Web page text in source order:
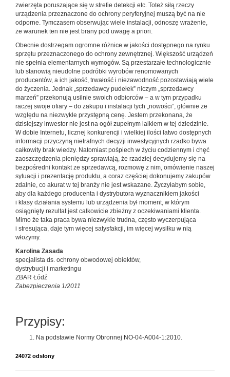
zwierzęta poruszające się w strefie detekcji etc. Toteż siłą rzeczy
urządzenia przeznaczone do ochrony peryferyjnej muszą być na nie
odporne. Tymczasem obserwując wiele instalacji, odnoszę wrażenie,
że warunek ten nie jest brany pod uwagę a priori.
Obecnie dostrzegam ogromne różnice w jakości dostępnego na rynku
sprzętu przeznaczonego do ochrony zewnętrznej. Większość urządzeń
nie spełnia elementarnych wymogów. Są przestarzałe technologicznie
lub stanowią nieudolne podróbki wyrobów renomowanych
producentów, a ich jakość, trwałość i niezawodność pozostawiają wiele
do życzenia. Jednak „sprzedawcy pudełek” niczym „sprzedawcy
marzeń” przekonują usilnie swoich odbiorców – a w tym przypadku
raczej swoje ofiary – do zakupu i instalacji tych „nowości”, głównie ze
względu na niezwykle przystępną cenę. Jestem przekonana, że
dzisiejszy inwestor nie jest na ogół zupełnym laikiem w tej dziedzinie.
W dobie Internetu, licznej konkurencji i wielkiej ilości łatwo dostępnych
informacji przyczyną nietrafnych decyzji inwestycyjnych rzadko bywa
całkowity brak wiedzy. Natomiast pośpiech w życiu codziennym i chęć
zaoszczędzenia pieniędzy sprawiają, że rzadziej decydujemy się na
bezpośredni kontakt ze sprzedawcą, rozmowę z nim, omówienie naszej
sytuacji i prezentację produktu, a coraz częściej dokonujemy zakupów
zdalnie, co akurat w tej branży nie jest wskazane. Życzyłabym sobie,
aby dla każdego producenta i dystrybutora wyznacznikiem jakości
i klasy działania systemu lub urządzenia był moment, w którym
osiągnięty rezultat jest całkowicie zbieżny z oczekiwaniami klienta.
Mimo że taka praca bywa niezwykle trudna, często wyczerpująca
i stresująca, daje tym więcej satysfakcji, im więcej wysiłku w nią
włożymy.
Karolina Zasada
specjalista ds. ochrony obwodowej obiektów,
dystrybucji i marketingu
ZBAR Łódź
Zabezpieczenia 1/2011
Przypisy:
Na podstawie Normy Obronnej NO-04-A004-1:2010.
24072 odsłony